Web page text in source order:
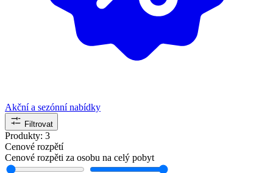
Akční a sezónní nabídky
Filtrovat
Produkty: 3
Cenové rozpětí
Cenové rozpěti za osobu na celý pobyt